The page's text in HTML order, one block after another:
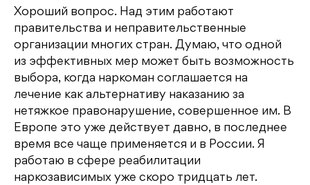
Хороший вопрос. Над этим работают
правительства и неправительственные
организации многих стран. Думаю, что одной
из эффективных мер может быть возможность
выбора, когда наркоман соглашается на
лечение как альтернативу наказанию за
нетяжкое правонарушение, совершенное им. В
Европе это уже действует давно, в последнее
время все чаще применяется и в России. Я
работаю в сфере реабилитации
наркозависимых уже скоро тридцать лет.